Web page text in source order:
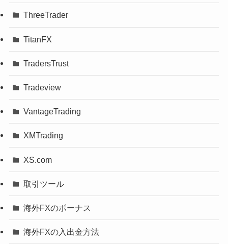
ThreeTrader
TitanFX
TradersTrust
Tradeview
VantageTrading
XMTrading
XS.com
取引ツール
海外FXのボーナス
海外FXの入出金方法